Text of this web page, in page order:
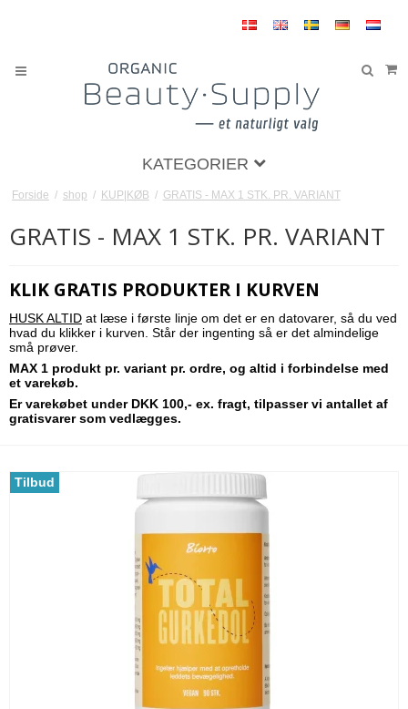
KATEGORIER
Forside / shop / KUP|KØB / GRATIS - MAX 1 STK. PR. VARIANT
GRATIS - MAX 1 STK. PR. VARIANT
KLIK GRATIS PRODUKTER I KURVEN
HUSK ALTID at læse i første linje om det er en datovarer, så du ved
hvad du klikker i kurven. Står der ingenting så er det almindelige
små prøver.
MAX 1 produkt pr. variant pr. ordre, og altid i forbindelse med
et varekøb.
Er varekøbet under DKK 100,- ex. fragt, tilpasser vi antallet af
gratisvarer som vedlægges.
Tilbud